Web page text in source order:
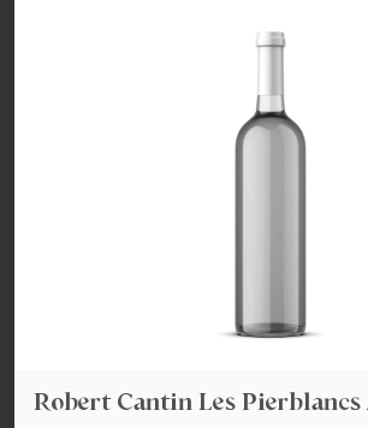
Robert Cantin Les Pierblancs